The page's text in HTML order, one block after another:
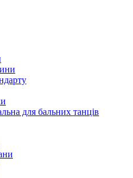
для бальних танців